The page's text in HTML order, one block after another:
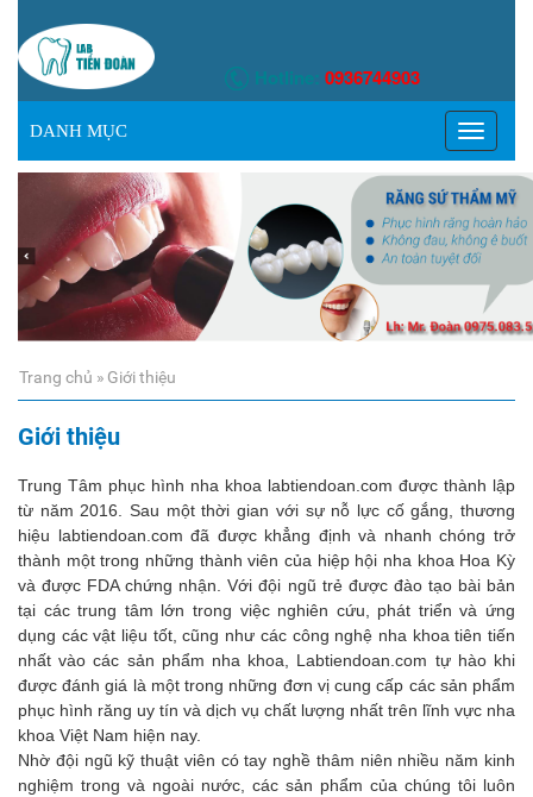
Hotline: 0936744903
DANH MỤC
TOGGLE
Trang chủ » Giới thiệu
Giới thiệu
Trung Tâm phục hình nha khoa labtiendoan.com được thành lập
từ năm 2016. Sau một thời gian với sự nỗ lực cố gắng, thương
hiệu labtiendoan.com đã được khẳng định và nhanh chóng trở
thành một trong những thành viên của hiệp hội nha khoa Hoa Kỳ
và được FDA chứng nhận. Với đội ngũ trẻ được đào tạo bài bản
tại các trung tâm lớn trong việc nghiên cứu, phát triển và ứng
dụng các vật liệu tốt, cũng như các công nghệ nha khoa tiên tiến
nhất vào các sản phẩm nha khoa, Labtiendoan.com tự hào khi
được đánh giá là một trong những đơn vị cung cấp các sản phẩm
phục hình răng uy tín và dịch vụ chất lượng nhất trên lĩnh vực nha
khoa Việt Nam hiện nay.
Nhờ đội ngũ kỹ thuật viên có tay nghề thâm niên nhiều năm kinh
nghiệm trong và ngoài nước, các sản phẩm của chúng tôi luôn